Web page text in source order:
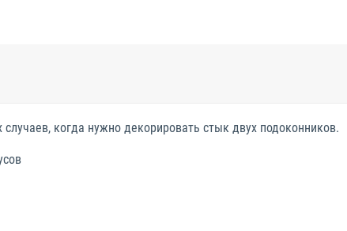
когда нужно декорировать стык двух подоконников.